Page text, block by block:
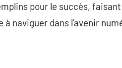
pour le succès,
naviguer dans l’avenir